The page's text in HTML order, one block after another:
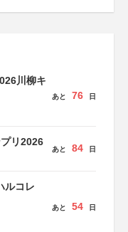
川柳キ
あと 76 日
リ2026
あと 84 日
ルコレ
あと 54 日